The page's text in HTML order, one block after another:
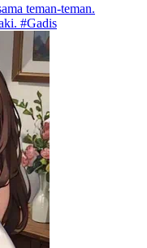
teman-teman.
#Gadis